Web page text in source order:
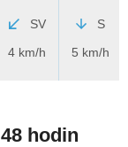
SV
4 km/h
S
5 km/h
hodin